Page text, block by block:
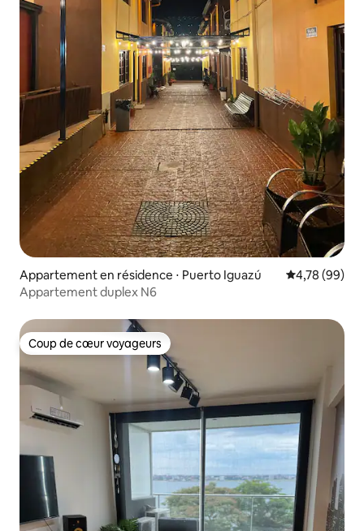
Appartement en résidence ⋅ Puerto Iguazú Évaluation
4,78 (99)
Appartement duplex N6
Coup de cœur voyageurs
Coup de cœur voyageurs